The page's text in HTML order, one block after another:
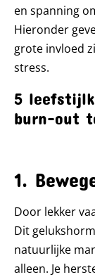
en spanning
Hieronder
grote invloed
stress.
5
burn-out
1.
Door lekker
Dit
natuurlijke
alleen. Je